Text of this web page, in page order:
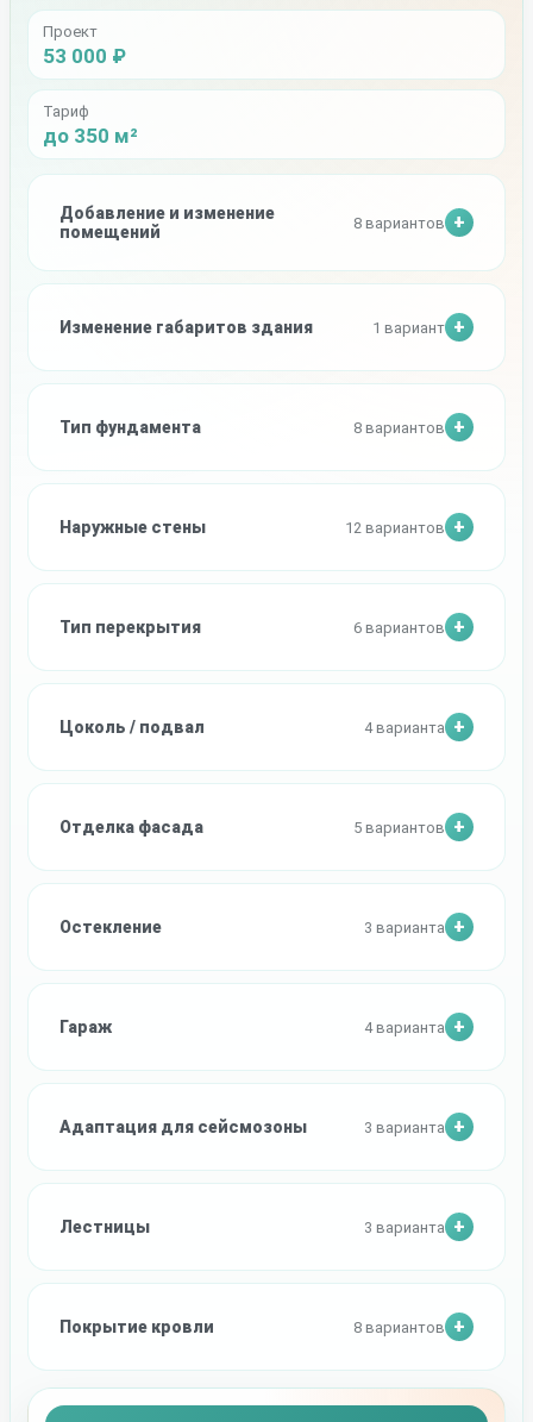
Проект
53 000 ₽
Тариф
до 350 м²
Добавление и изменение
помещений
8 вариантов
Изменение габаритов здания 1 вариант
Тип фундамента 8 вариантов
Наружные стены 12 вариантов
Тип перекрытия 6 вариантов
Цоколь / подвал 4 варианта
Отделка фасада 5 вариантов
Остекление 3 варианта
Гараж 4 варианта
Адаптация для сейсмозоны 3 варианта
Лестницы 3 варианта
Покрытие кровли 8 вариантов